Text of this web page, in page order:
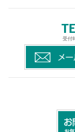
受付